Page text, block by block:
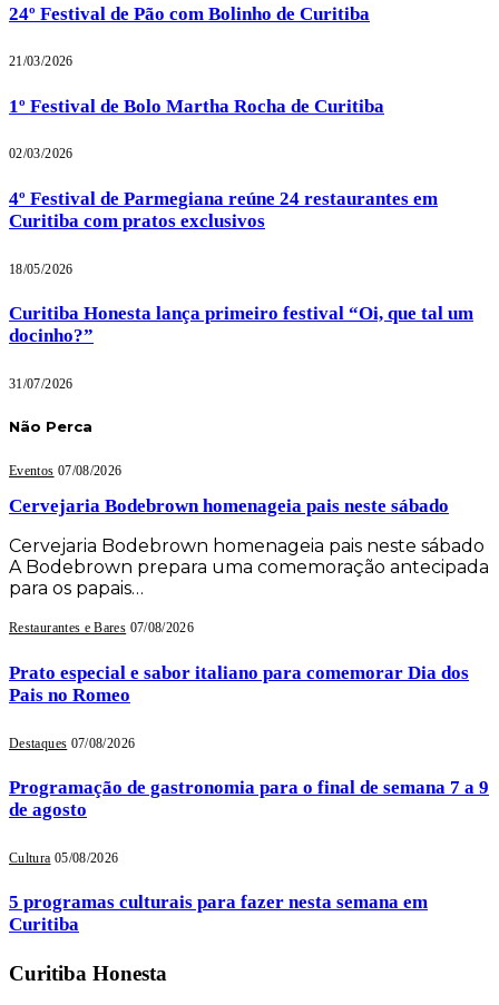
24º Festival de Pão com Bolinho de Curitiba
21/03/2026
1º Festival de Bolo Martha Rocha de Curitiba
02/03/2026
4º Festival de Parmegiana reúne 24 restaurantes em
Curitiba com pratos exclusivos
18/05/2026
Curitiba Honesta lança primeiro festival “Oi, que tal um
docinho?”
31/07/2026
Não Perca
Eventos 07/08/2026
Cervejaria Bodebrown homenageia pais neste sábado
Cervejaria Bodebrown homenageia pais neste sábado
A Bodebrown prepara uma comemoração antecipada
para os papais…
Restaurantes e Bares 07/08/2026
Prato especial e sabor italiano para comemorar Dia dos
Pais no Romeo
Destaques 07/08/2026
Programação de gastronomia para o final de semana 7 a 9
de agosto
Cultura 05/08/2026
5 programas culturais para fazer nesta semana em
Curitiba
Curitiba Honesta